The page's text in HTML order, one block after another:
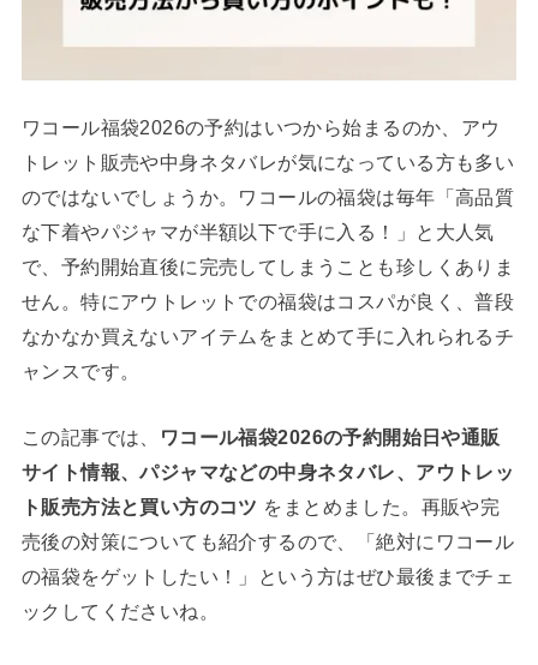
ワコール福袋2026の予約はいつから始まるのか、アウ
トレット販売や中身ネタバレが気になっている方も多い
のではないでしょうか。ワコールの福袋は毎年「高品質
な下着やパジャマが半額以下で手に入る！」と大人気
で、予約開始直後に完売してしまうことも珍しくありま
せん。特にアウトレットでの福袋はコスパが良く、普段
なかなか買えないアイテムをまとめて手に入れられるチ
ャンスです。
この記事では、
ワコール福袋2026の予約開始日や通販
サイト情報、パジャマなどの中身ネタバレ、アウトレッ
ト販売方法と買い方のコツ をまとめました。再販や完
売後の対策についても紹介するので、「絶対にワコール
の福袋をゲットしたい！」という方はぜひ最後までチェ
ックしてくださいね。